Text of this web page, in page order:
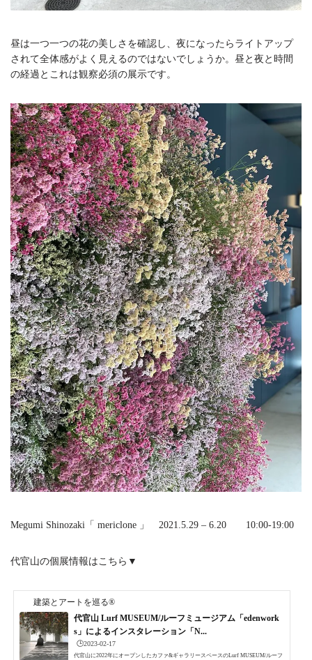
昼は一つ一つの花の美しさを確認し、夜になったらライトアップ
されて全体感がよく見えるのではないでしょうか。昼と夜と時間
の経過とこれは観察必須の展示です。
Megumi Shinozaki「 mericlone 」 2021.5.29 – 6.20 10:00-19:00
代官山の個展情報はこちら▼
建築とアートを巡る®
代官山 Lurf MUSEUM/ルーフミュージアム「edenwork
s」によるインスタレーション「N...
🕒️2023-02-17
代官山に2022年にオープンしたカファ&ギャラリースペースのLurf MUSEUM/ルーフ